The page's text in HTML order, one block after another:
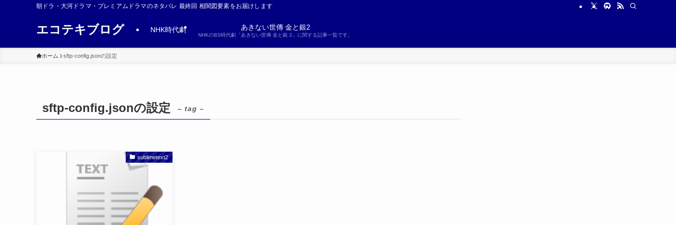
朝ドラ・大河ドラマ・プレミアムドラマのネタバレ 最終回 相関図要素をお届けします
エコテキブログ NHK時代劇 あきない世傳 金と銀2
NHKのBS時代劇「あきない世傳 金と銀 2」に関する記事一覧です。
ホーム sftp-config.jsonの設定
sftp-config.jsonの設定 – tag –
sublimetext2